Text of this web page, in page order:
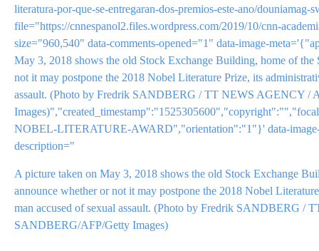
literatura-por-que-se-entregaran-dos-premios-este-ano/
file="https://cnnespanol2.files.wordpress.com/2019/10/cnn-
size="960,540" data-comments-opened="1" data-image-
May 3, 2018 shows the old Stock Exchange Building, home of
not it may postpone the 2018 Nobel Literature Prize, its
assault. (Photo by Fredrik SANDBERG / TT NEWS AGENCY /
NOBEL-LITERATURE-AWARD","orientation":"1"}' data-
description="
A picture taken on May 3, 2018 shows the old Stock Exchange
announce whether or not it may postpone the 2018 Nobel
man accused of sexual assault. (Photo by Fredrik SANDBERG
SANDBERG/AFP/Getty Images)